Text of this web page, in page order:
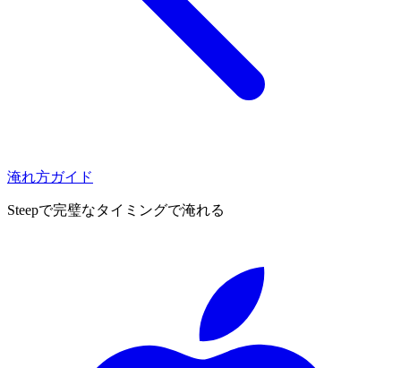
淹れ方ガイド
Steepで完璧なタイミングで淹れる